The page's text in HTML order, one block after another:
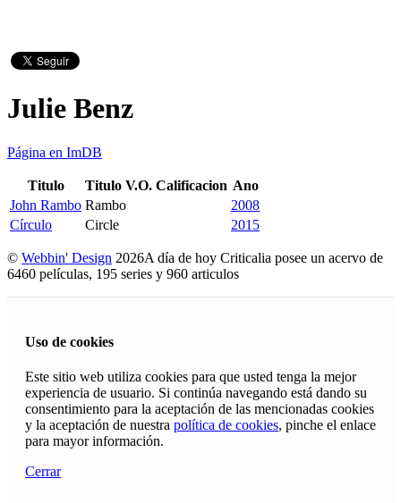
Julie Benz
Página en ImDB
Titulo Titulo V.O. Calificacion Ano
John Rambo Rambo
2008
Círculo
Circle 2015
© Webbin' Design 2026A día de hoy Criticalia posee un acervo de
6460 películas, 195 series y 960 articulos
Uso de cookies
Este sitio web utiliza cookies para que usted tenga la mejor
experiencia de usuario. Si continúa navegando está dando su
consentimiento para la aceptación de las mencionadas cookies
y la aceptación de nuestra política de cookies, pinche el enlace
para mayor información.
Cerrar